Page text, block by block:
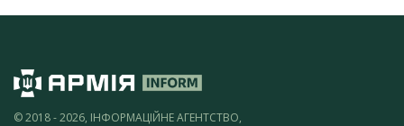
© 2018 - 2026, ІНФОРМАЦІЙНЕ АГЕНТСТВО,